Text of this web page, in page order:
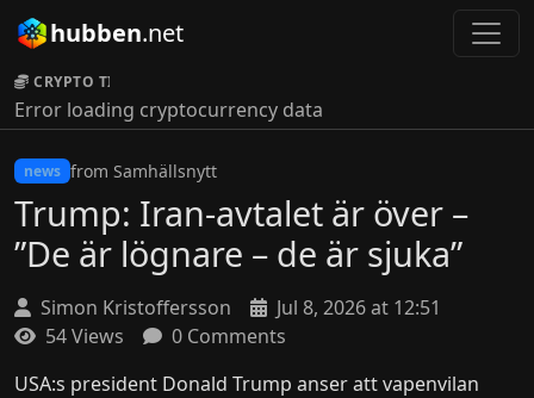
hubben.net
CRYPTO TICKER:
Error loading cryptocurrency data
news from Samhällsnytt
Trump: Iran-avtalet är över –
”De är lögnare – de är sjuka”
Simon Kristoffersson
Jul 8, 2026 at 12:51
54 Views
0 Comments
USA:s president Donald Trump anser att vapenvilan